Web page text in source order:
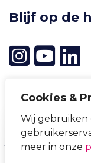
Cookies &
Wij gebruiken
meer in onze
Blijf op de
Privacyverklaring
Toegankelijkheid